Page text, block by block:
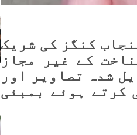
کنگز کی شریک
کے غیر مجاز
شدہ تصاویر اور
کرتے ہوئے بمبئی